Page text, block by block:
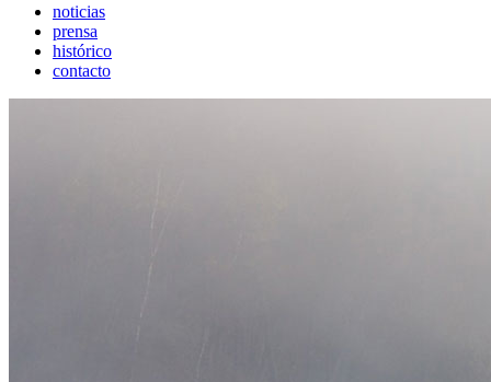
noticias
prensa
histórico
contacto